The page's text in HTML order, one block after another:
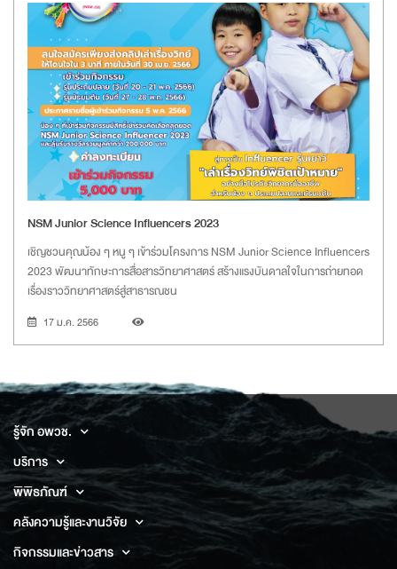
NSM Junior Science Influencers 2023
เชิญชวนคุณน้อง ๆ หนู ๆ เข้าร่วมโครงการ NSM Junior Science Influencers
2023 พัฒนาทักษะการสื่อสารวิทยาศาสตร์ สร้างแรงบันดาลใจในการถ่ายทอด
เรื่องราววิทยาศาสตร์สู่สาธารณชน
17 ม.ค. 2566
รู้จัก อพวช.
บริการ
พิพิธภัณฑ์
คลังความรู้และงานวิจัย
กิจกรรมและข่าวสาร